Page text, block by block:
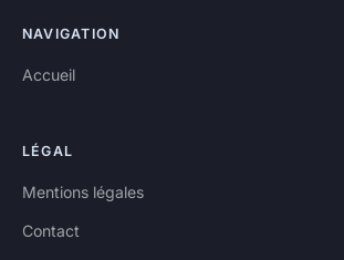
NAVIGATION
Accueil
LÉGAL
Mentions légales
Contact